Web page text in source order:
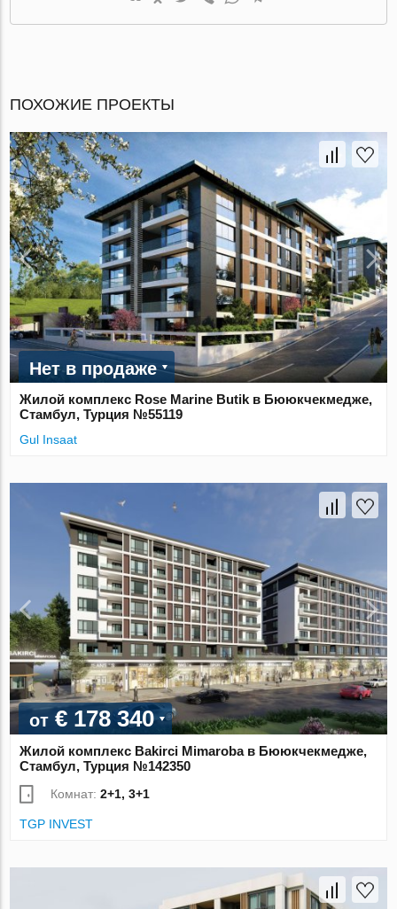
ПОХОЖИЕ ПРОЕКТЫ
Нет в продаже
Жилой комплекс Rose Marine Butik в Бююкчекмедже,
Стамбул, Турция №55119
Gul Insaat
от € 178 340
Жилой комплекс Bakirci Mimaroba в Бююкчекмедже,
Стамбул, Турция №142350
Комнат:2+1, 3+1
TGP INVEST